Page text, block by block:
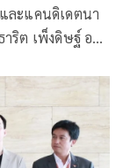
ละแคนดิเดตนา
ริต เพ็งดิษฐ์ อดีต
สิทธิ์ เวชชา